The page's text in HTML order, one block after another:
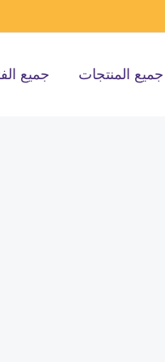
جميع المنتجات جميع